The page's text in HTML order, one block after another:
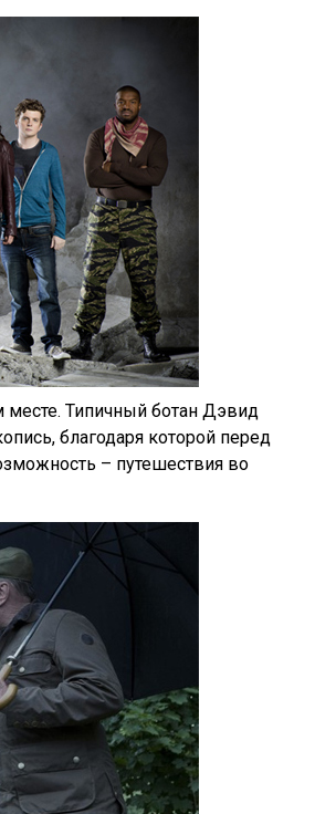
месте. Типичный ботан Дэвид
благодаря которой перед
– путешествия во